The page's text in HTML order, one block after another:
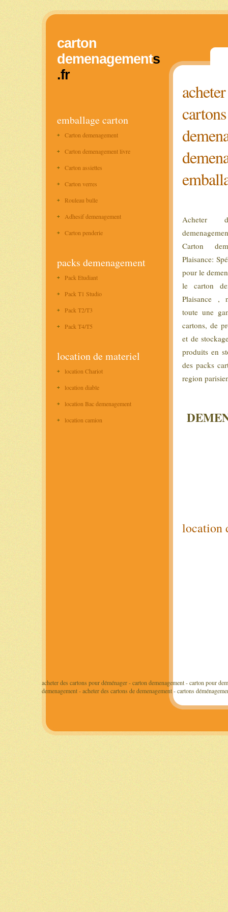
carton
demenagements
.fr
cartons
Acheter
Carton
Plaisance:
pour le
le carton
Plaisance ,
toute une
cartons, de
et de
produits en
des packs
region
location
emballage carton
Carton demenagement
Carton demenagement livre
Carton assiettes
Carton verres
Rouleau bulle
Adhesif demenagement
Carton penderie
packs demenagement
Pack Etudiant
Pack T1 Studio
Pack T2/T3
Pack T4/T5
location de materiel
location Chariot
location diable
location Bac demenagement
location camion
acheter des cartons pour déménager - carton demenagement - carton pour
demenagement - acheter des cartons de demenagement - cartons